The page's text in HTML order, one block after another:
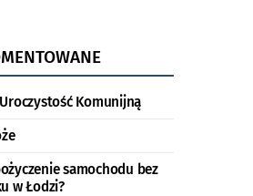
Komunijną
samochodu bez
w Łodzi?